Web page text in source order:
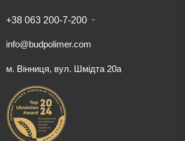
+38 063 200-7-200
info@budpolimer.com
м. Вінниця, вул. Шмідта 20а